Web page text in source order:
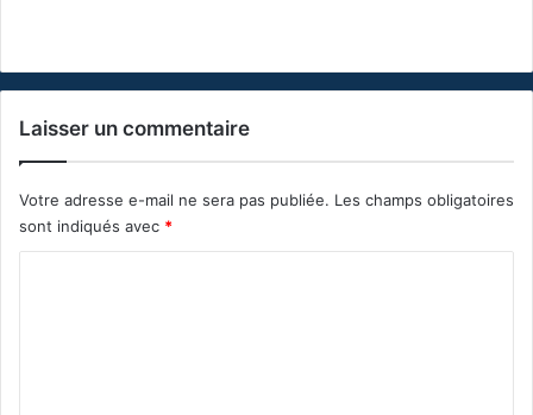
Laisser un commentaire
Votre adresse e-mail ne sera pas publiée. Les champs obligatoires
sont indiqués avec *